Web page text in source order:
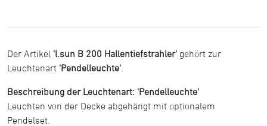
Der Artikel 'l.sun B 200 Hallentiefstrahler' gehört zur
Leuchtenart 'Pendelleuchte'
Beschreibung der Leuchtenart: 'Pendelleuchte'
Leuchten von der Decke abgehängt mit optionalem
Pendelset.